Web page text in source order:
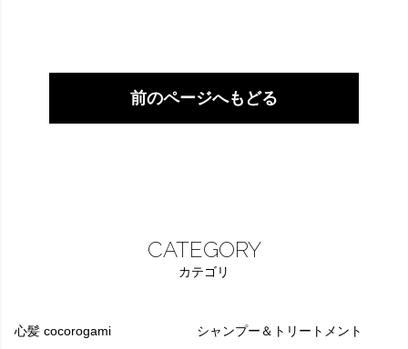
前のページへもどる
CATEGORY
カテゴリ
心髪 cocorogami シャンプー＆トリートメント